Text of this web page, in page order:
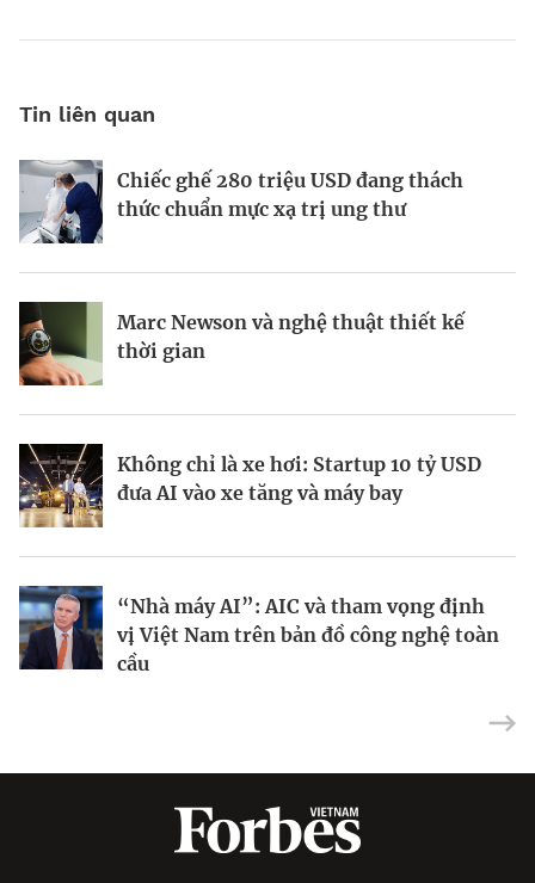
Tin liên quan
Chiếc ghế 280 triệu USD đang thách
thức chuẩn mực xạ trị ung thư
Marc Newson và nghệ thuật thiết kế
thời gian
Không chỉ là xe hơi: Startup 10 tỷ USD
đưa AI vào xe tăng và máy bay
“Nhà máy AI”: AIC và tham vọng định
vị Việt Nam trên bản đồ công nghệ toàn
cầu
Khi Harvard và Ivy League trở thành
mục tiêu cắt giảm ngân sách của
Startup Apex và kỷ nguyên sản xuất vệ
tinh hàng loạt
Kinh Bắc gia nhập lĩnh vực AI với dự án
tỷ đô
Dùng nợ xây đế chế AI: Chiến lược táo
bạo của CoreWeave
Vì sao AI đang hồi sinh ngành năng
lượng hạt nhân toàn cầu?
Từ startup tí hon tại Ba Lan đến đế chế
AI 6,6 tỷ USD
Doanh nhân Ukraine biến ứng dụng học
tập Headway thành hiện tượng toàn cầu
Tại sao IBM dồn toàn lực vào máy tính
lượng tử?